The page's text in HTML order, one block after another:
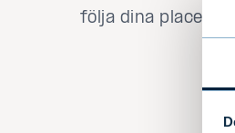
följa dina